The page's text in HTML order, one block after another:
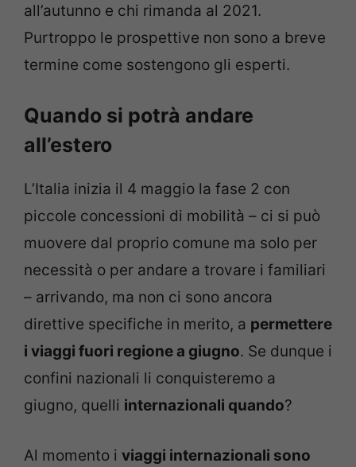
all’autunno e chi rimanda al 2021.
Purtroppo le prospettive non sono a breve
termine come sostengono gli esperti.
Quando si potrà andare
all’estero
L’Italia inizia il 4 maggio la fase 2 con
piccole concessioni di mobilità – ci si può
muovere dal proprio comune ma solo per
necessità o per andare a trovare i familiari
– arrivando, ma non ci sono ancora
direttive specifiche in merito, a permettere
i viaggi fuori regione a giugno. Se dunque i
confini nazionali li conquisteremo a
giugno, quelli internazionali quando?
Al momento i viaggi internazionali sono